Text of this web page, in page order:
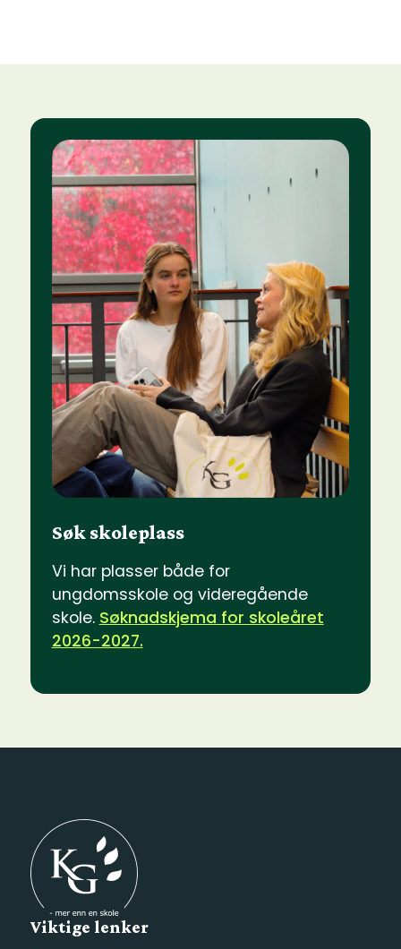
Søk skoleplass
Vi har plasser både for
ungdomsskole og videregående
skole. Søknadskjema for skoleåret
2026-2027.
Viktige lenker